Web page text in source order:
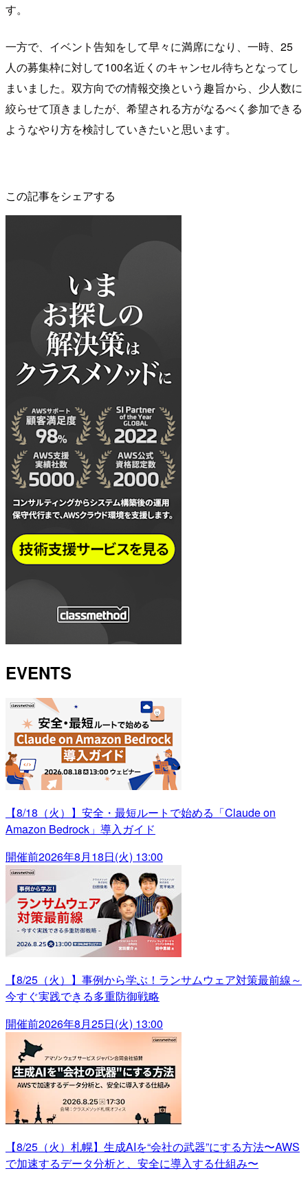
す。
一方で、イベント告知をして早々に満席になり、一時、25
人の募集枠に対して100名近くのキャンセル待ちとなってし
まいました。双方向での情報交換という趣旨から、少人数に
絞らせて頂きましたが、希望される方がなるべく参加できる
ようなやり方を検討していきたいと思います。
この記事をシェアする
EVENTS
【8/18（火）】安全・最短ルートで始める「Claude on
Amazon Bedrock」導入ガイド
開催前2026年8月18日(火) 13:00
【8/25（火）】事例から学ぶ！ランサムウェア対策最前線～
今すぐ実践できる多重防御戦略
開催前2026年8月25日(火) 13:00
【8/25（火）札幌】生成AIを“会社の武器”にする方法〜AWS
で加速するデータ分析と、安全に導入する仕組み〜